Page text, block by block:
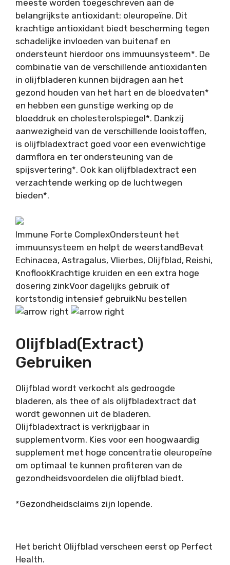
meeste worden toegeschreven aan de
belangrijkste antioxidant: oleuropeïne. Dit
krachtige antioxidant biedt bescherming tegen
schadelijke invloeden van buitenaf en
ondersteunt hierdoor ons immuunsysteem*. De
combinatie van de verschillende antioxidanten
in olijfbladeren kunnen bijdragen aan het
gezond houden van het hart en de bloedvaten*
en hebben een gunstige werking op de
bloeddruk en cholesterolspiegel*. Dankzij
aanwezigheid van de verschillende looistoffen,
is olijfbladextract goed voor een evenwichtige
darmflora en ter ondersteuning van de
spijsvertering*. Ook kan olijfbladextract een
verzachtende werking op de luchtwegen
bieden*.
Immune Forte ComplexOndersteunt het
immuunsysteem en helpt de weerstandBevat
Echinacea, Astragalus, Vlierbes, Olijfblad, Reishi,
KnoflookKrachtige kruiden en een extra hoge
dosering zinkVoor dagelijks gebruik of
kortstondig intensief gebruikNu bestellen
Olijfblad(extract)
Gebruiken
Olijfblad wordt verkocht als gedroogde
bladeren, als thee of als olijfbladextract dat
wordt gewonnen uit de bladeren.
Olijfbladextract is verkrijgbaar in
supplementvorm. Kies voor een hoogwaardig
supplement met hoge concentratie oleuropeïne
om optimaal te kunnen profiteren van de
gezondheidsvoordelen die olijfblad biedt.
*Gezondheidsclaims zijn lopende.
Het bericht Olijfblad verscheen eerst op Perfect
Health.